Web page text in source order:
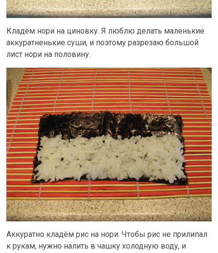
Кладём нори на циновку. Я люблю делать маленькие
аккуратненькие суши, и поэтому разрезаю большой
лист нори на половину.
Аккуратно кладём рис на нори. Чтобы рис не прилипал
к рукам, нужно налить в чашку холодную воду, и